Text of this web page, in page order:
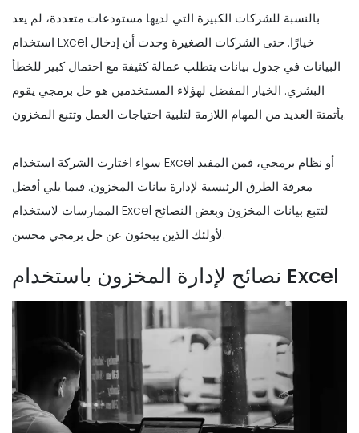
بالنسبة للشركات الكبيرة التي لديها مستودعات متعددة، لم يعد
استخدام Excel خيارًا. حتى الشركات الصغيرة وجدت أن إدخال
البيانات في جدول بيانات يتطلب عمالة كثيفة مع احتمال كبير للخطأ
البشري. الخيار المفضل لهؤلاء المستخدمين هو حل برمجي يقوم
بأتمتة العديد من المهام اللازمة لتلبية احتياجات العمل وتتبع المخزون.
سواء اختارت الشركة استخدام Excel أو نظام برمجي، فمن المفيد
معرفة الطرق الرئيسية لإدارة بيانات المخزون. فيما يلي أفضل
الممارسات لاستخدام Excel لتتبع بيانات المخزون وبعض النصائح
لأولئك الذين يبحثون عن حل برمجي محسن.
نصائح لإدارة المخزون باستخدام Excel